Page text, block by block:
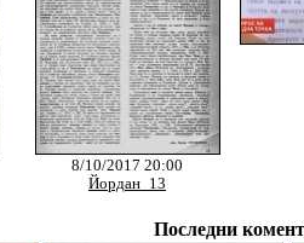
8/10/2017 20:00
Йордан_13
Последни